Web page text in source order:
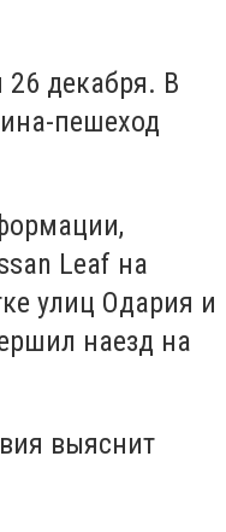
декабря. В
пешеход
Leaf на
улиц Одария и
наезд на
выяснит